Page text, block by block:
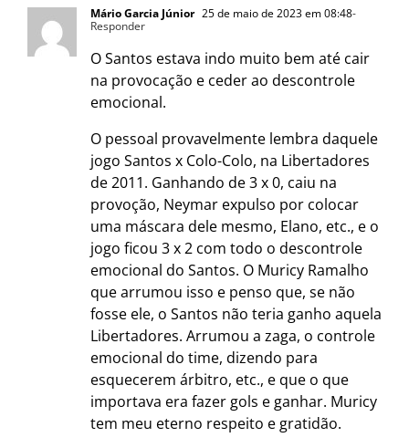
Mário Garcia Júnior 25 de maio de 2023 em 08:48-
Responder
O Santos estava indo muito bem até cair
na provocação e ceder ao descontrole
emocional.
O pessoal provavelmente lembra daquele
jogo Santos x Colo-Colo, na Libertadores
de 2011. Ganhando de 3 x 0, caiu na
provoção, Neymar expulso por colocar
uma máscara dele mesmo, Elano, etc., e o
jogo ficou 3 x 2 com todo o descontrole
emocional do Santos. O Muricy Ramalho
que arrumou isso e penso que, se não
fosse ele, o Santos não teria ganho aquela
Libertadores. Arrumou a zaga, o controle
emocional do time, dizendo para
esquecerem árbitro, etc., e que o que
importava era fazer gols e ganhar. Muricy
tem meu eterno respeito e gratidão.